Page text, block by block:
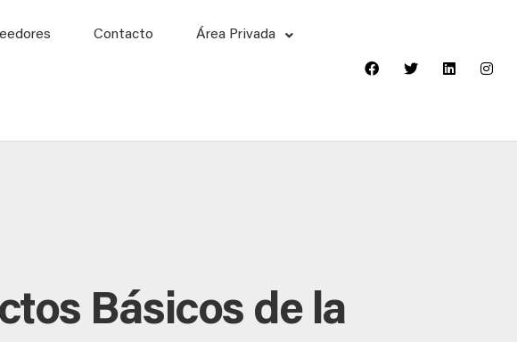
Contacto Área Privada
Básicos de la